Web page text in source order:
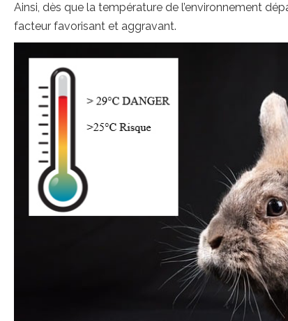
Ainsi, dès que la température de l’environnement
facteur favorisant et aggravant.